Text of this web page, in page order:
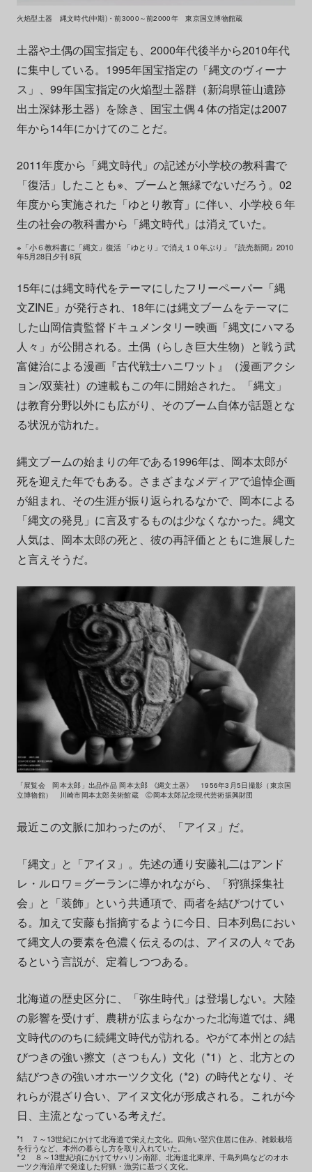
火焰型土器 縄文時代(中期)・前3000～前2000年 東京国立博物館蔵
土器や土偶の国宝指定も、2000年代後半から2010年代
に集中している。1995年国宝指定の「縄文のヴィーナ
ス」、99年国宝指定の火焔型土器群（新潟県笹山遺跡
出土深鉢形土器）を除き、国宝土偶４体の指定は2007
年から14年にかけてのことだ。
2011年度から「縄文時代」の記述が小学校の教科書で
「復活」したことも※、ブームと無縁でないだろう。02
年度から実施された「ゆとり教育」に伴い、小学校６年
生の社会の教科書から「縄文時代」は消えていた。
※「小６教科書に「縄文」復活 「ゆとり」で消え１０年ぶり」『読売新聞』2010
年5月28日夕刊 8頁
15年には縄文時代をテーマにしたフリーペーパー「縄
文ZINE」が発行され、18年には縄文ブームをテーマに
した山岡信貴監督ドキュメンタリー映画「縄文にハマる
人々」が公開される。土偶（らしき巨大生物）と戦う武
富健治による漫画『古代戦士ハニワット』（漫画アクシ
ョン/双葉社）の連載もこの年に開始された。「縄文」
は教育分野以外にも広がり、そのブーム自体が話題とな
る状況が訪れた。
縄文ブームの始まりの年である1996年は、岡本太郎が
死を迎えた年でもある。さまざまなメディアで追悼企画
が組まれ、その生涯が振り返られるなかで、岡本による
「縄文の発見」に言及するものは少なくなかった。縄文
人気は、岡本太郎の死と、彼の再評価とともに進展した
と言えそうだ。
「展覧会 岡本太郎」出品作品 岡本太郎 《縄文土器》 1956年3月5日撮影（東京国
立博物館） 川崎市岡本太郎美術館蔵 Ⓒ岡本太郎記念現代芸術振興財団
最近この文脈に加わったのが、「アイヌ」だ。
「縄文」と「アイヌ」。先述の通り安藤礼二はアンド
レ・ルロワ＝グーランに導かれながら、「狩猟採集社
会」と「装飾」という共通項で、両者を結びつけてい
る。加えて安藤も指摘するように今日、日本列島におい
て縄文人の要素を色濃く伝えるのは、アイヌの人々であ
るという言説が、定着しつつある。
北海道の歴史区分に、「弥生時代」は登場しない。大陸
の影響を受けず、農耕が広まらなかった北海道では、縄
文時代ののちに続縄文時代が訪れる。やがて本州との結
びつきの強い擦文（さつもん）文化（*1）と、北方との
結びつきの強いオホーツク文化（*2）の時代となり、そ
れらが混ざり合い、アイヌ文化が形成される。これが今
日、主流となっている考えだ。
*1 ７～13世紀にかけて北海道で栄えた文化。四角い竪穴住居に住み、雑穀栽培
を行うなど、本州の暮らし方を取り入れていた。
*２ ８～13世紀頃にかけてサハリン南部、北海道北東岸、千島列島などのオホ
ーツク海沿岸で発達した狩猟・漁労に基づく文化。